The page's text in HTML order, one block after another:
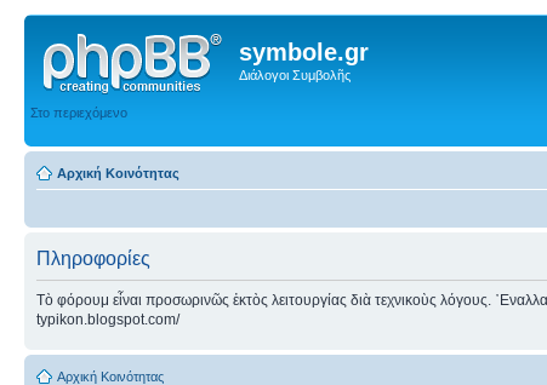
symbole.gr
Διάλογοι Συμβολῆς
Στο περιεχόμενο
Αρχική Κοινότητας
Πληροφορίες
Τὸ φόρουμ εἶναι προσωρινῶς ἐκτὸς λειτουργίας διὰ τεχνικοὺς λόγους.
typikon.blogspot.com/
Αρχική Κοινότητας